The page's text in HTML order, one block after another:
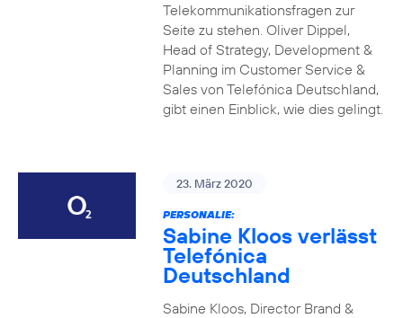
Telekommunikationsfragen zur
Seite zu stehen. Oliver Dippel,
Head of Strategy, Development &
Planning im Customer Service &
Sales von Telefónica Deutschland,
gibt einen Einblick, wie dies gelingt.
23. März 2020
PERSONALIE:
Sabine Kloos verlässt
Telefónica
Deutschland
Sabine Kloos, Director Brand &